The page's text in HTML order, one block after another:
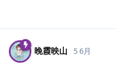
晚霞映山 5 6月